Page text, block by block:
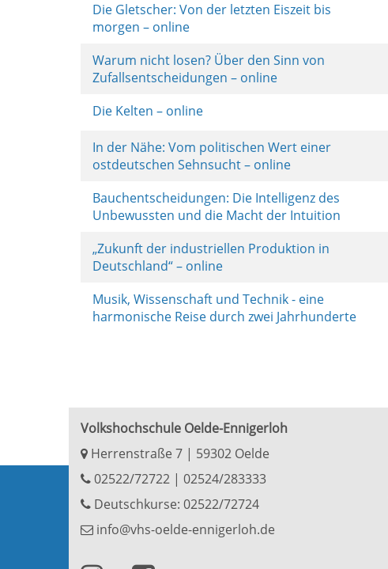
Die Gletscher: Von der letzten Eiszeit bis
morgen – online
Warum nicht losen? Über den Sinn von
Zufallsentscheidungen – online
Die Kelten – online
In der Nähe: Vom politischen Wert einer
ostdeutschen Sehnsucht – online
Bauchentscheidungen: Die Intelligenz des
Unbewussten und die Macht der Intuition
„Zukunft der industriellen Produktion in
Deutschland“ – online
Musik, Wissenschaft und Technik - eine
harmonische Reise durch zwei Jahrhunderte
Volkshochschule Oelde-Ennigerloh
Herrenstraße 7 | 59302 Oelde
02522/72722 | 02524/283333
Deutschkurse: 02522/72724
info@vhs-oelde-ennigerloh.de